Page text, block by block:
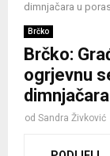
dimnjačara u
Brčko
Brčko:
ogrjevnu
od Sandra Živković